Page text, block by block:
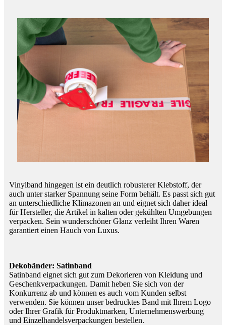
Vinylband hingegen ist ein deutlich robusterer Klebstoff, der
auch unter starker Spannung seine Form behält. Es passt sich gut
an unterschiedliche Klimazonen an und eignet sich daher ideal
für Hersteller, die Artikel in kalten oder gekühlten Umgebungen
verpacken. Sein wunderschöner Glanz verleiht Ihren Waren
garantiert einen Hauch von Luxus.
Dekobänder: Satinband
Satinband eignet sich gut zum Dekorieren von Kleidung und
Geschenkverpackungen. Damit heben Sie sich von der
Konkurrenz ab und können es auch vom Kunden selbst
verwenden. Sie können unser bedrucktes Band mit Ihrem Logo
oder Ihrer Grafik für Produktmarken, Unternehmenswerbung
und Einzelhandelsverpackungen bestellen.